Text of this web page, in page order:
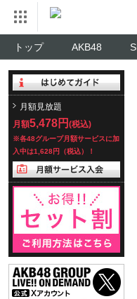
トップ AKB48
月額見放題
月額5,478円 (税込)
※各48グループ月額サービスに加
入中は1,628円（税込）！